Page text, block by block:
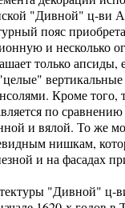
"Дивной" ц-ви
пояс
и несколько
только апсиды,
вертикальные
Кроме того,
по
и вялой. То же
нишкам,
и на фасадах
"Дивной" ц-